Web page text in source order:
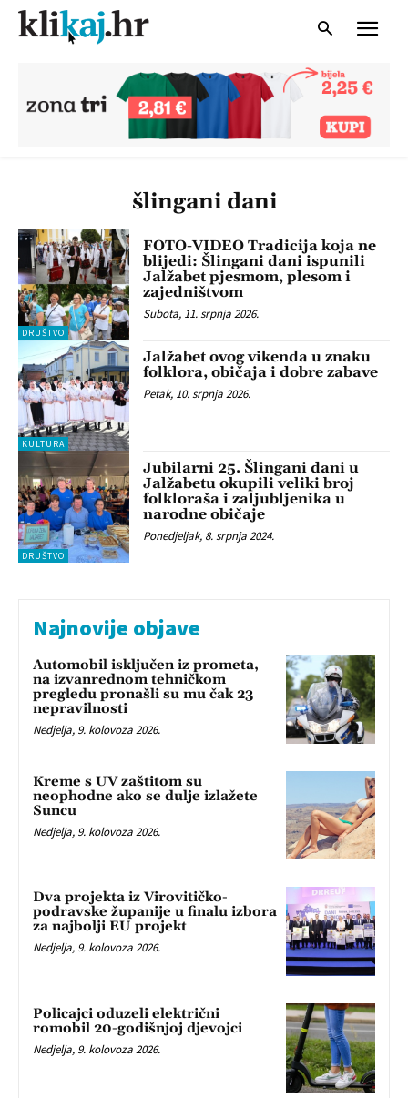
šlingani dani
DRUŠTVO
FOTO-VIDEO Tradicija koja ne
blijedi: Šlingani dani ispunili
Jalžabet pjesmom, plesom i
zajedništvom
Subota, 11. srpnja 2026.
KULTURA
Jalžabet ovog vikenda u znaku
folklora, običaja i dobre zabave
Petak, 10. srpnja 2026.
DRUŠTVO
Jubilarni 25. Šlingani dani u
Jalžabetu okupili veliki broj
folkloraša i zaljubljenika u
narodne običaje
Ponedjeljak, 8. srpnja 2024.
Najnovije objave
Automobil isključen iz prometa,
na izvanrednom tehničkom
pregledu pronašli su mu čak 23
nepravilnosti
Nedjelja, 9. kolovoza 2026.
Kreme s UV zaštitom su
neophodne ako se dulje izlažete
Suncu
Nedjelja, 9. kolovoza 2026.
Dva projekta iz Virovitičko-
podravske županije u finalu izbora
za najbolji EU projekt
Nedjelja, 9. kolovoza 2026.
Policajci oduzeli električni
romobil 20-godišnjoj djevojci
Nedjelja, 9. kolovoza 2026.